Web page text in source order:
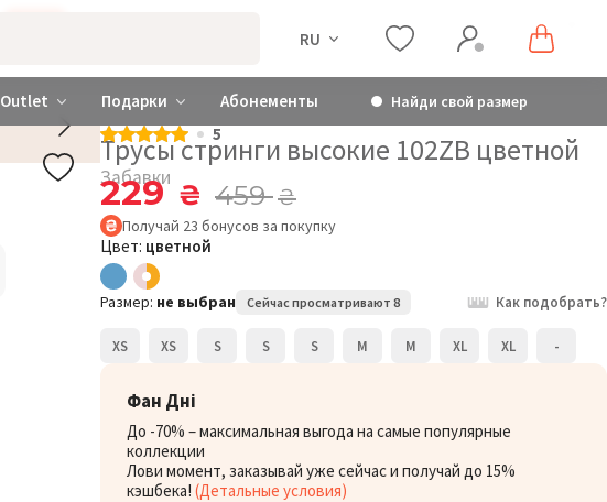
RU
Outlet Подарки Абонементы Найди свой размер
5
Трусы стринги высокие 102ZB цветной
Забавки
229 ₴ 459₴
Получай 23 бонусов за покупку
Цвет: цветной
Размер: не выбран Сейчас просматривают 8 Как подобрать?
XS XS S S S M M XL XL -
Фан Дні
До -70% – максимальная выгода на самые популярные
коллекции
Лови момент, заказывай уже сейчас и получай до 15%
кэшбека! (Детальные условия)